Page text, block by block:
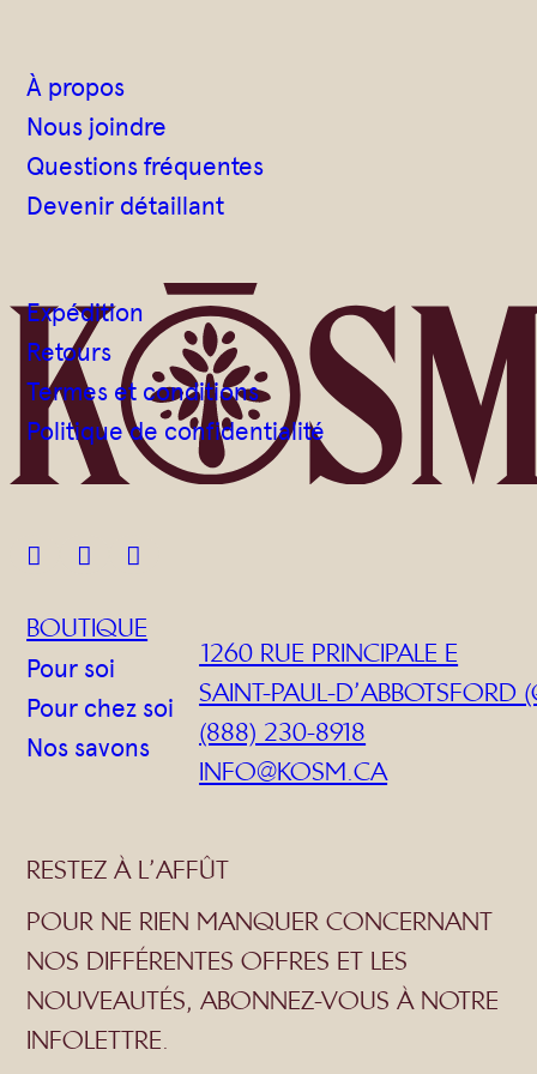
À propos
Nous joindre
Questions fréquentes
Devenir détaillant
Expédition
Retours
Termes et conditions
Politique de confidentialité
  
BOUTIQUE
Pour soi
Pour chez soi
Nos savons
1260 RUE PRINCIPALE E
SAINT-PAUL-D’ABBOTSFORD
(888) 230-8918
INFO@KOSM.CA
RESTEZ À L’AFFÛT
POUR NE RIEN MANQUER CONCERNANT
NOS DIFFÉRENTES OFFRES ET LES
NOUVEAUTÉS, ABONNEZ-VOUS À NOTRE
INFOLETTRE.